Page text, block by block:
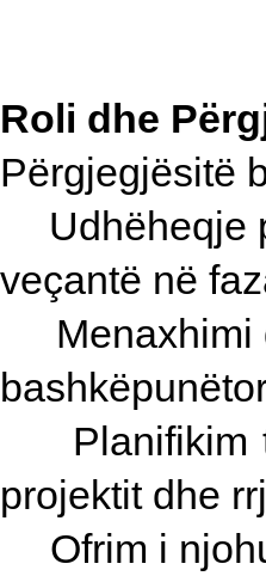
Roli dhe
Përgjegjësitë
Udhëheqje
veçantë në
Planifikim
projektit dhe
Ofrim i